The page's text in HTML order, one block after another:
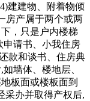
建建物、附着物倾
房产属于两个或两
，只是户内楼梯
申请书、小我住房
款和谈书、住房典
墙体、楼地层、
板面或楼板面到
采办并取得产权后,